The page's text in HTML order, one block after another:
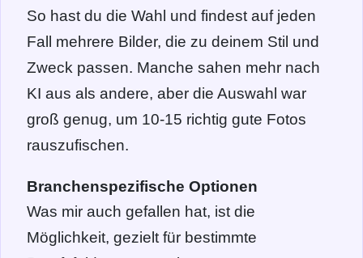
So hast du die Wahl und findest auf jeden
Fall mehrere Bilder, die zu deinem Stil und
Zweck passen. Manche sahen mehr nach
KI aus als andere, aber die Auswahl war
groß genug, um 10-15 richtig gute Fotos
rauszufischen.
Branchenspezifische Optionen
Was mir auch gefallen hat, ist die
Möglichkeit, gezielt für bestimmte